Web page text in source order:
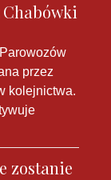
przez
kolejnictwa.
zostanie